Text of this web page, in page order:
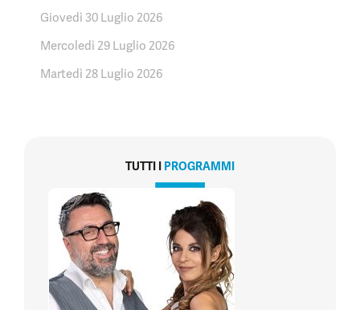
Giovedì 30 Luglio 2026
Mercoledì 29 Luglio 2026
Martedì 28 Luglio 2026
TUTTI I PROGRAMMI